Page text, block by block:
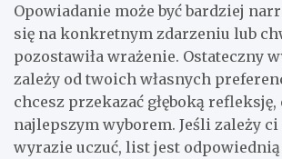
Opowiadanie może być bardziej
się na konkretnym zdarzeniu lub
pozostawiła wrażenie. Ostateczny
zależy od twoich własnych
chcesz przekazać głęboką refleksję,
najlepszym wyborem. Jeśli zależy
wyrazie uczuć, list jest odpowiednią